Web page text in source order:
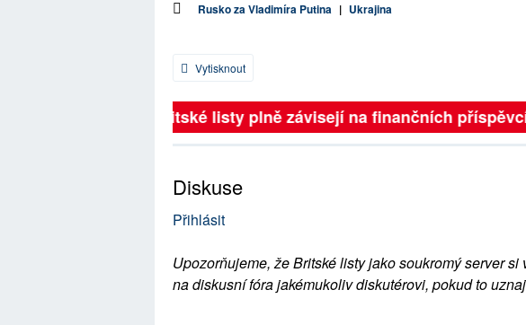
Rusko za Vladimíra Putina | Ukrajina
Vytisknout
Britské listy plně závisejí na finančních
Diskuse
Přihlásit
Upozorňujeme, že Britské listy jako soukromý server
na diskusní fóra jakémukoliv diskutérovi, pokud to